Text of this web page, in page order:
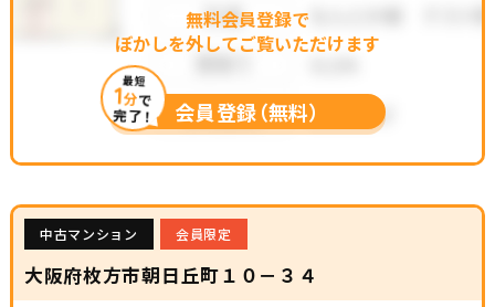
無料会員登録で
ぼかしを外してご覧いただけます
最短
1分で
完了！ 会員登録（無料）
中古マンション 会員限定
大阪府枚方市朝日丘町１０－３４